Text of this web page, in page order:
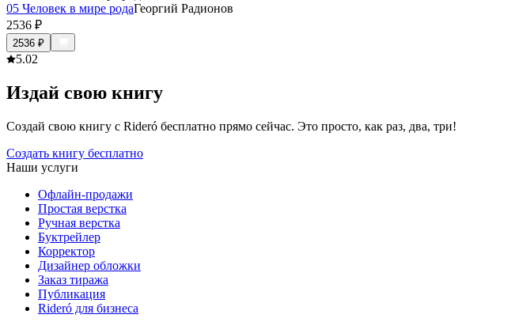
05 Человек в мире родаГеоргий Радионов
2536 ₽
2536 ₽
5.02
Издай свою книгу
Создай свою книгу с Rideró бесплатно прямо сейчас. Это просто, как раз, два, три!
Создать книгу бесплатно
Наши услуги
Офлайн-продажи
Простая верстка
Ручная верстка
Буктрейлер
Корректор
Дизайнер обложки
Заказ тиража
Публикация
Rideró для бизнеса